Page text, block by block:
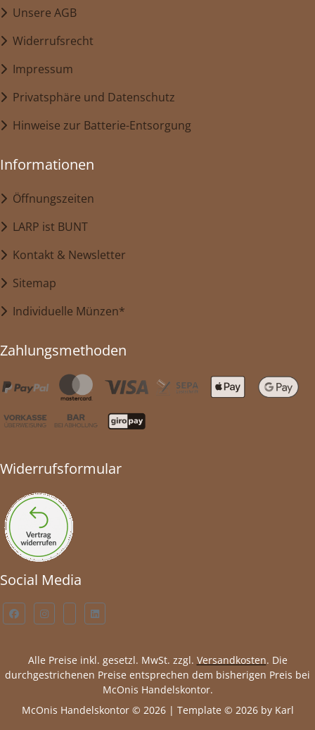
Unsere AGB
Widerrufsrecht
Impressum
Privatsphäre und Datenschutz
Hinweise zur Batterie-Entsorgung
Informationen
Öffnungszeiten
LARP ist BUNT
Kontakt & Newsletter
Sitemap
Individuelle Münzen*
Zahlungsmethoden
Widerrufsformular
Social Media
Alle Preise inkl. gesetzl. MwSt. zzgl. Versandkosten. Die
durchgestrichenen Preise entsprechen dem bisherigen Preis bei
McOnis Handelskontor.
McOnis Handelskontor © 2026 | Template © 2026 by Karl